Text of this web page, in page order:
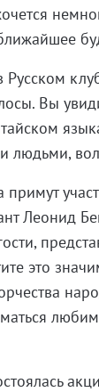
Русском
Вы
людьми,
Леонид
это